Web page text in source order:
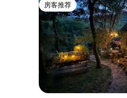
房客推荐
房客推荐